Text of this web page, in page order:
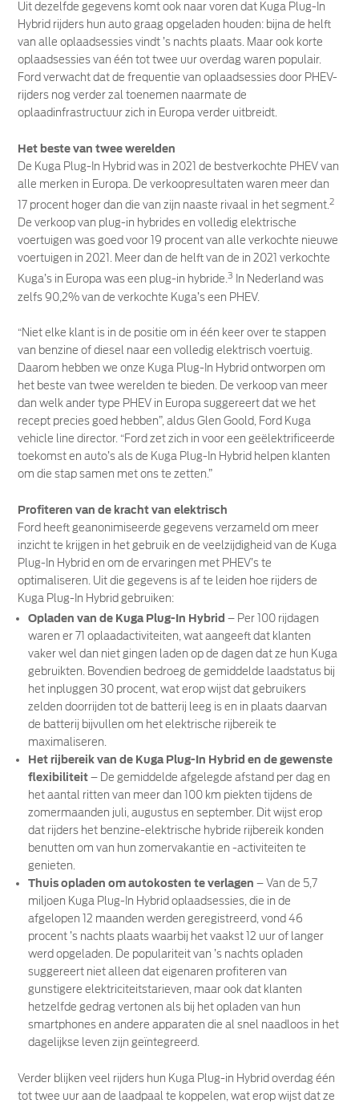
Uit dezelfde gegevens komt ook naar voren dat Kuga Plug-In
Hybrid rijders hun auto graag opgeladen houden: bijna de helft
van alle oplaadsessies vindt ’s nachts plaats. Maar ook korte
oplaadsessies van één tot twee uur overdag waren populair.
Ford verwacht dat de frequentie van oplaadsessies door PHEV-
rijders nog verder zal toenemen naarmate de
oplaadinfrastructuur zich in Europa verder uitbreidt.
Het beste van twee werelden
De Kuga Plug-In Hybrid was in 2021 de bestverkochte PHEV van
alle merken in Europa. De verkoopresultaten waren meer dan
17 procent hoger dan die van zijn naaste rivaal in het segment.2
De verkoop van plug-in hybrides en volledig elektrische
voertuigen was goed voor 19 procent van alle verkochte nieuwe
voertuigen in 2021. Meer dan de helft van de in 2021 verkochte
Kuga’s in Europa was een plug-in hybride.3
In Nederland was
zelfs 90,2% van de verkochte Kuga’s een PHEV.
“Niet elke klant is in de positie om in één keer over te stappen
van benzine of diesel naar een volledig elektrisch voertuig.
Daarom hebben we onze Kuga Plug-In Hybrid ontworpen om
het beste van twee werelden te bieden. De verkoop van meer
dan welk ander type PHEV in Europa suggereert dat we het
recept precies goed hebben”, aldus Glen Goold, Ford Kuga
vehicle line director. “Ford zet zich in voor een geëlektrificeerde
toekomst en auto’s als de Kuga Plug-In Hybrid helpen klanten
om die stap samen met ons te zetten.”
Profiteren van de kracht van elektrisch
Ford heeft geanonimiseerde gegevens verzameld om meer
inzicht te krijgen in het gebruik en de veelzijdigheid van de Kuga
Plug-In Hybrid en om de ervaringen met PHEV’s te
optimaliseren. Uit die gegevens is af te leiden hoe rijders de
Kuga Plug-In Hybrid gebruiken:
Opladen van de Kuga Plug-In Hybrid– Per 100 rijdagen
waren er 71 oplaadactiviteiten, wat aangeeft dat klanten
vaker wel dan niet gingen laden op de dagen dat ze hun Kuga
gebruikten. Bovendien bedroeg de gemiddelde laadstatus bij
het inpluggen 30 procent, wat erop wijst dat gebruikers
zelden doorrijden tot de batterij leeg is en in plaats daarvan
de batterij bijvullen om het elektrische rijbereik te
maximaliseren.
Het rijbereik van de Kuga Plug-In Hybrid en de gewenste
flexibiliteit– De gemiddelde afgelegde afstand per dag en
het aantal ritten van meer dan 100 km piekten tijdens de
zomermaanden juli, augustus en september. Dit wijst erop
dat rijders het benzine-elektrische hybride rijbereik konden
benutten om van hun zomervakantie en -activiteiten te
genieten.
Thuis opladen om autokosten te verlagen– Van de 5,7
miljoen Kuga Plug-In Hybrid oplaadsessies, die in de
afgelopen 12 maanden werden geregistreerd, vond 46
procent ’s nachts plaats waarbij het vaakst 12 uur of langer
werd opgeladen. De populariteit van ’s nachts opladen
suggereert niet alleen dat eigenaren profiteren van
gunstigere elektriciteitstarieven, maar ook dat klanten
hetzelfde gedrag vertonen als bij het opladen van hun
smartphones en andere apparaten die al snel naadloos in het
dagelijkse leven zijn geïntegreerd.
Verder blijken veel rijders hun Kuga Plug-in Hybrid overdag één
tot twee uur aan de laadpaal te koppelen, wat erop wijst dat ze